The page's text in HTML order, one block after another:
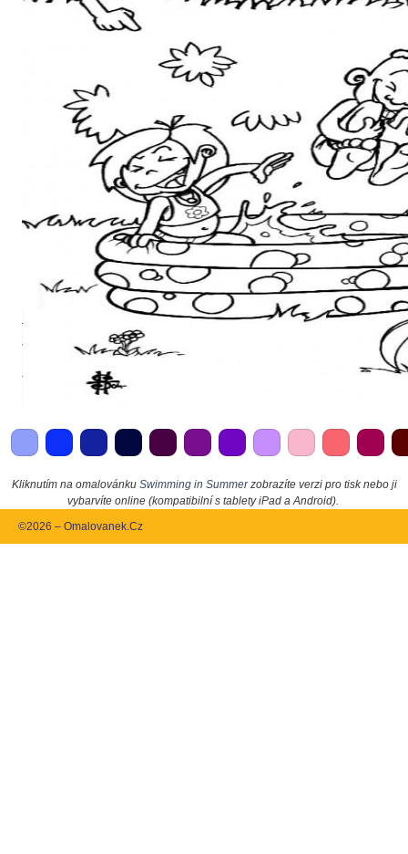
Kliknutím na omalovánku Swimming in Summerzobrazíte verzi pro tisk nebo ji
vybarvíte online (kompatibilní s tablety iPad a Android).
©2026 – Omalovanek.Cz